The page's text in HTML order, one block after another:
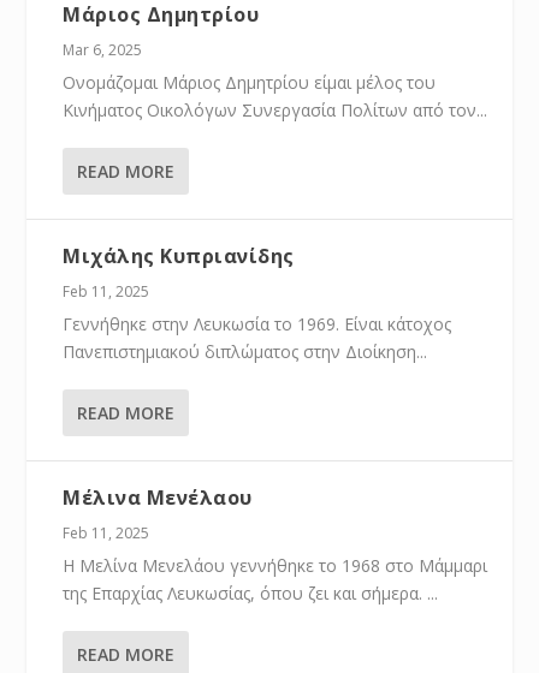
Μάριος Δημητρίου
Mar 6, 2025
Ονομάζομαι Μάριος Δημητρίου είμαι μέλος του
Κινήματος Οικολόγων Συνεργασία Πολίτων από τον...
READ MORE
Μιχάλης Κυπριανίδης
Feb 11, 2025
Γεννήθηκε στην Λευκωσία το 1969. Είναι κάτοχος
Πανεπιστημιακού διπλώματος στην Διοίκηση...
READ MORE
Μέλινα Μενέλαου
Feb 11, 2025
Η Μελίνα Μενελάου γεννήθηκε το 1968 στο Μάμμαρι
της Επαρχίας Λευκωσίας, όπου ζει και σήμερα. ...
READ MORE